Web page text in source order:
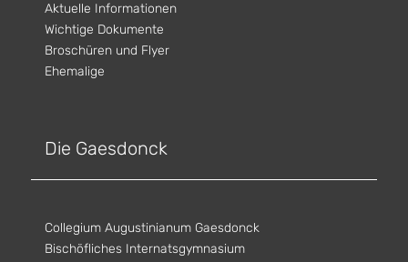
Aktuelle Informationen
Wichtige Dokumente
Broschüren und Flyer
Ehemalige
Die Gaesdonck
Collegium Augustinianum Gaesdonck
Bischöfliches Internatsgymnasium